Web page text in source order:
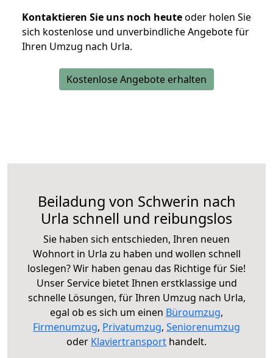
Kontaktieren Sie uns noch heuteoder holen Sie
sich kostenlose und unverbindliche Angebote für
Ihren Umzug nach Urla.
Kostenlose Angebote erhalten
Beiladung von Schwerin nach
Urla schnell und reibungslos
Sie haben sich entschieden, Ihren neuen
Wohnort in Urla zu haben und wollen schnell
loslegen? Wir haben genau das Richtige für Sie!
Unser Service bietet Ihnen erstklassige und
schnelle Lösungen, für Ihren Umzug nach Urla,
egal ob es sich um einen Büroumzug,
Firmenumzug, Privatumzug, Seniorenumzug
oder Klaviertransport handelt.